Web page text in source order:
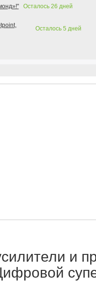
Осталось 26 дней
Осталось 5 дней
и